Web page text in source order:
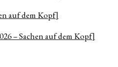
auf dem Kopf]
– Sachen auf dem Kopf]